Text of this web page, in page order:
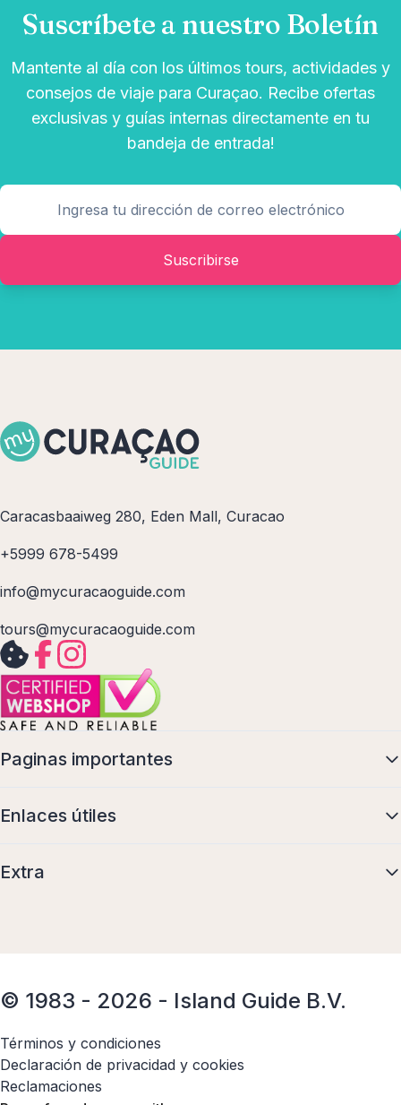
Suscríbete a nuestro Boletín
Mantente al día con los últimos tours, actividades y
consejos de viaje para Curaçao. Recibe ofertas
exclusivas y guías internas directamente en tu
bandeja de entrada!
Suscribirse
Caracasbaaiweg 280, Eden Mall, Curacao
+5999 678-5499
info@mycuracaoguide.com
tours@mycuracaoguide.com
Paginas importantes
Enlaces útiles
Extra
© 1983 - 2026 - Island Guide B.V.
Términos y condiciones
Declaración de privacidad y cookies
Reclamaciones